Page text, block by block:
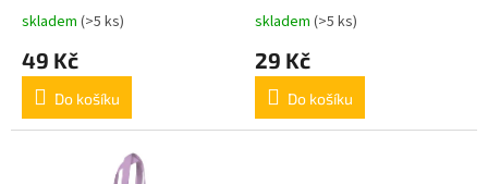
skladem (>5 ks)
49 Kč
Do košíku
skladem (>5 ks)
29 Kč
Do košíku